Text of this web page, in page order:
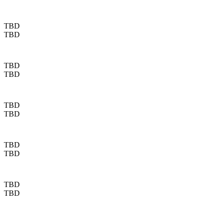
TBD
TBD
TBD
TBD
TBD
TBD
TBD
TBD
TBD
TBD